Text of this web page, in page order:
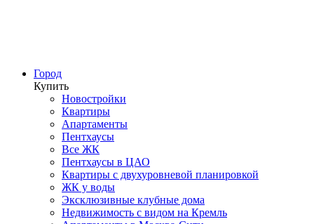
Город
Купить
Новостройки
Квартиры
Апартаменты
Пентхаусы
Все ЖК
Пентхаусы в ЦАО
Квартиры с двухуровневой планировкой
ЖК у воды
Эксклюзивные клубные дома
Недвижимость с видом на Кремль